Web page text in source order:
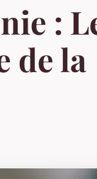
:
de la